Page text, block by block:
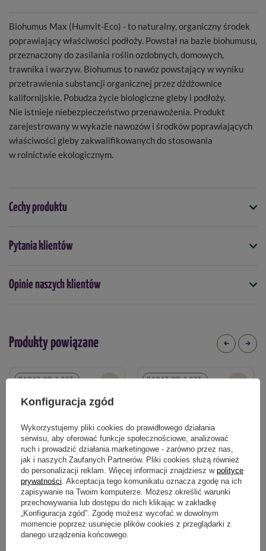
Biohumus Max (Humvit-Eco) - to naturalny, organiczny środek
poprawiający właściwości podłoży. Powstał na bazie biohumusu,
przeznaczony do zasilania roślin ozdobnych, domowych,
trawnika i warzyw. Biohumus to nawóz powstający w wyniku
przetrawienia substancji organicznej przez dżdżownice
kalifornijskie. Pobudza życie biologiczne gleby i podłoży.
Nie istnieje niebezpieczeństwo przenawożenia. Produkt
zarejestrowany w wykazie nawozów i środków poprawiających
właściwości gleby zakwalifikowanych do stosowania
w rolnictwie ekologicznym.
Cechy produktu
Symbol
5901875005174
Target Natural
Kiedy stosować
płyn
Typ nawozu
ekologiczny mikrobiologiczny
Polecany do szklarni
tak
Podmiot odpowiedzialny za ten produkt na terenie UE Więcej
Pytania klientów
Opinie naszych klientów
Produkty powiązane
RABAT OD 2 SZT.
Obornik Koński granulowany 10 l
RABAT OD 2 SZT.
Nawóz do róż z mikroelementami 1
Konfiguracja zgód
Wykorzystujemy pliki cookies do prawidłowego działania
serwisu, aby oferować funkcje społecznościowe, analizować
ruch i prowadzić działania marketingowe - zarówno przez nas,
jak i naszych Zaufanych Partnerów. Pliki cookies służą również
do personalizacji reklam. Więcej informacji znajdziesz w polityce
prywatności . Akceptacja tego komunikatu oznacza zgodę na ich
zapisywanie na Twoim komputerze. Możesz określić warunki
przechowywania lub dostępu do nich klikając w zakładkę
„Konfiguracja zgód”. Zgodę możesz wycofać w dowolnym
momencie poprzez usunięcie plików cookies z przeglądarki z
danego urządzenia końcowego.